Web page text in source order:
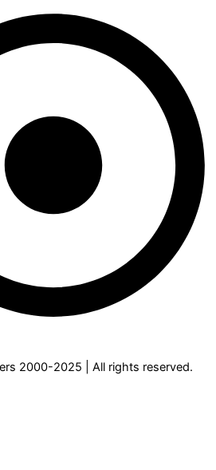
2000-2025 | All rights reserved.